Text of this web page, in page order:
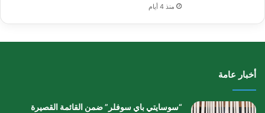
منذ 4 أيام
أخبار عامة
“سوسايتي باي سوفلر” ضمن القائمة القصيرة